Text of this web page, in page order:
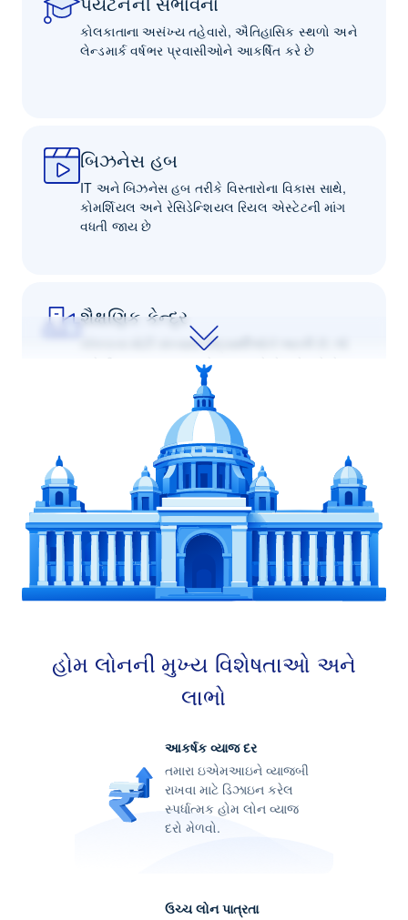
પર્યટનની સંભાવના
કોલકાતાના અસંખ્ય તહેવારો, ઐતિહાસિક સ્થળો અને
લેન્ડમાર્ક વર્ષભર પ્રવાસીઓને આકર્ષિત કરે છે
બિઝનેસ હબ
IT અને બિઝનેસ હબ તરીકે વિસ્તારોના વિકાસ સાથે,
કોમર્શિયલ અને રેસિડેન્શિયલ રિયલ એસ્ટેટની માંગ
વધતી જાય છે
શૈક્ષણિક કેન્દ્ર
કોલકાતા મોટી સંખ્યામાં વિદ્યાર્થીઓને આકર્ષે છે, જે
ભાડેથી આવાસના બજારને મજબૂત ટેકો પૂરો પાડે છે.
પ્રોપર્ટીની કિંમતો
કોલકાતા વધુ વ્યાજબી રિયલ એસ્ટેટ વિકલ્પો પ્રદાન
કરે છે
કોલકાતા જૂના રહેણાંક વિસ્તારો અને વ્યાવસાયિક
વિસ્તારોને ફરીથી જીવંત બનાવવાનું લક્ષ્ય ધરાવે છે
હોમ લોનની મુખ્ય વિશેષતાઓ અને
લાભો
આકર્ષક વ્યાજ દર
તમારા ઇએમઆઇને વ્યાજબી
રાખવા માટે ડિઝાઇન કરેલ
સ્પર્ધાત્મક હોમ લોન વ્યાજ
દરો મેળવો.
ઉચ્ચ લોન પાત્રતા